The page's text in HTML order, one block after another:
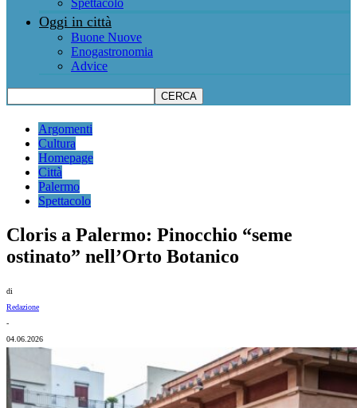
Spettacolo
Oggi in città
Buone Nuove
Enogastronomia
Advice
Argomenti
Cultura
Homepage
Città
Palermo
Spettacolo
Cloris a Palermo: Pinocchio “seme
ostinato” nell’Orto Botanico
di
Redazione
-
04.06.2026